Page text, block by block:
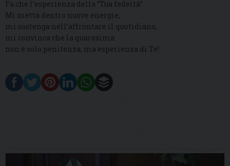
Fa che l’esperienza della “Tua fedeltà”
Mi metta dentro nuove energie,
mi sostenga nell’affrontare il quotidiano,
mi convinca che la quaresima
non è solo penitenza, ma esperienza di Te!